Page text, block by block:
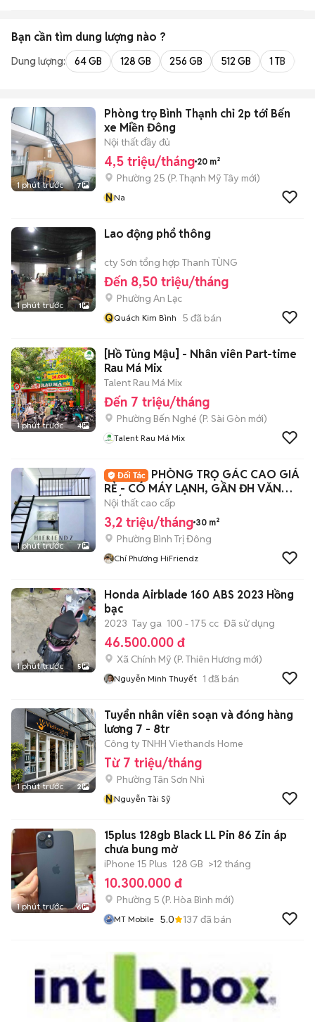
Bạn cần tìm dung lượng nào ?
Dung lượng: 64 GB 128 GB 256 GB 512 GB 1 TB
1 phút trước 7
Phòng trọ Bình Thạnh chỉ 2p tới Bến
xe Miền Đông
Nội thất đầy đủ
4,5 triệu/tháng 20 m²
Phường 25 (P. Thạnh Mỹ Tây mới)
NNa
1 phút trước 1
Lao động phổ thông
cty Sơn tổng hợp Thanh TÙNG
Đến 8,50 triệu/tháng
Phường An Lạc
QQuách Kim Bình 5 đã bán
1 phút trước 4
[Hồ Tùng Mậu] - Nhân viên Part-time
Rau Má Mix
Talent Rau Má Mix
Đến 7 triệu/tháng
Phường Bến Nghé (P. Sài Gòn mới)
Talent Rau Má Mix
1 phút trước 7
PHÒNG TRỌ GÁC CAO GIÁ
RẺ - CÓ MÁY LẠNH, GẦN ĐH VĂN
HIẾN, HƯƠNG LỘ 2
Nội thất cao cấp
3,2 triệu/tháng 30 m²
Phường Bình Trị Đông
Chí Phương HiFriendz
1 phút trước 5
Honda Airblade 160 ABS 2023 Hồng
bạc
2023 Tay ga 100 - 175 cc Đã sử dụng
46.500.000 đ
Xã Chính Mỹ (P. Thiên Hương mới)
Nguyễn Minh Thuyết 1 đã bán
1 phút trước 2
Tuyển nhân viên soạn và đóng hàng
lương 7 - 8tr
Công ty TNHH Viethands Home
Từ 7 triệu/tháng
Phường Tân Sơn Nhì
NNguyễn Tài Sỹ
1 phút trước 6
15plus 128gb Black LL Pin 86 Zin áp
chưa bung mở
iPhone 15 Plus 128 GB >12 tháng
10.300.000 đ
Phường 5 (P. Hòa Bình mới)
MT Mobile 5.0 137 đã bán